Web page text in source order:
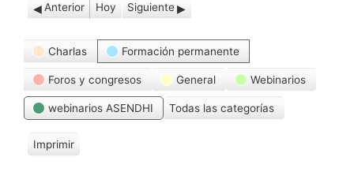
Anterior Hoy Siguiente
Categorías
Charlas Formación permanente
Foros y congresos General Webinarios
webinarios ASENDHI Todas las categorías
Imprimir
V